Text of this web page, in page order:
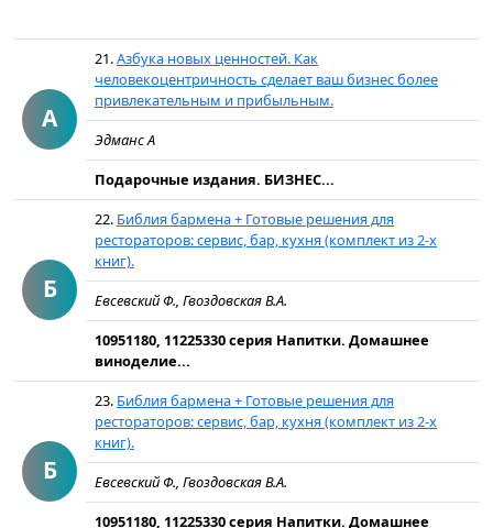
А
21.Азбука новых ценностей. Как
человекоцентричность сделает ваш бизнес более
привлекательным и прибыльным.
Эдманс А
Подарочные издания. БИЗНЕС...
Б
22. Библия бармена + Готовые решения для
рестораторов: сервис, бар, кухня (комплект из 2-х
книг).
Евсевский Ф., Гвоздовская В.А.
10951180, 11225330 серия Напитки. Домашнее
виноделие...
Б
23. Библия бармена + Готовые решения для
рестораторов: сервис, бар, кухня (комплект из 2-х
книг).
Евсевский Ф., Гвоздовская В.А.
10951180, 11225330 серия Напитки. Домашнее